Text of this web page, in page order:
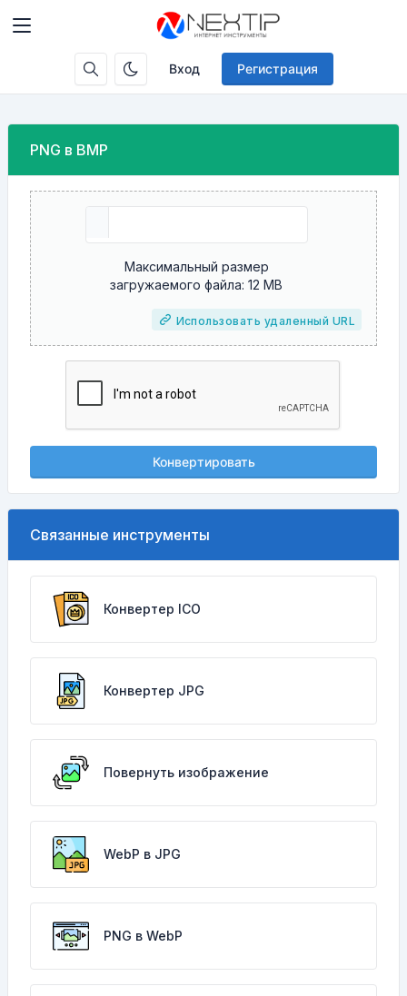
Вход Регистрация
PNG в BMP
Максимальный размер
загружаемого файла: 12 MB
Использовать удаленный URL
Конвертировать
Связанные инструменты
Конвертер ICO
Конвертер JPG
Повернуть изображение
WebP в JPG
PNG в WebP